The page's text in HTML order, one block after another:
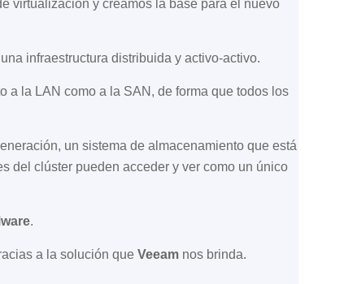
virtualización y creamos la base para el nuevo
infraestructura distribuida y activo-activo.
a la LAN como a la SAN, de forma que todos los
un sistema de almacenamiento que está
del clúster pueden acceder y ver como un único
.
a la solución que Veeam nos brinda.